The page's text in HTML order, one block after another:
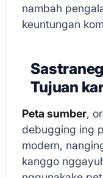
nambah
keuntungan
Tujuan
Peta sumber,
debugging ing
modern,
kanggo